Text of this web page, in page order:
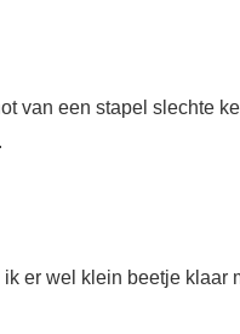
van een stapel slechte
er wel klein beetje klaar